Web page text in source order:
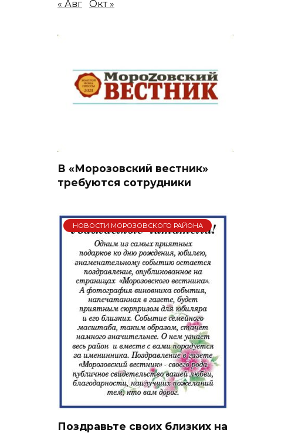
« Авг Окт »
В «Морозовский вестник»
требуются сотрудники
НОВОСТИ МОРОЗОВСКОГО РАЙОНА
Поздравьте своих близких на